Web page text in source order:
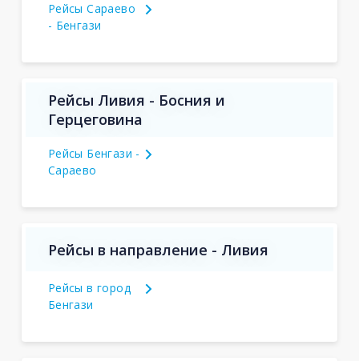
Рейсы Сараево
- Бенгази
Рейсы Ливия - Босния и
Герцеговина
Рейсы Бенгази -
Сараево
Рейсы в направление - Ливия
Рейсы в город
Бенгази